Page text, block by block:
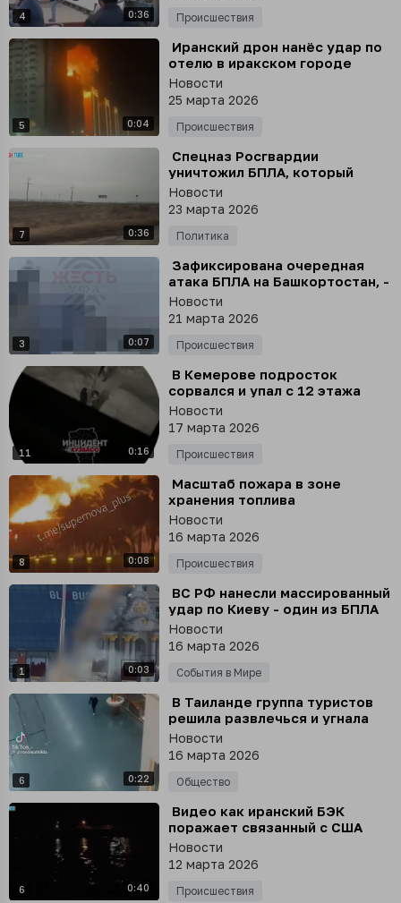
4 0:36 Происшествия
5 0:04
⁣ Иранский дрон нанёс удар по
отелю в иракском городе
Эрбиль
Новости
25 марта 2026
Происшествия
7 0:36
⁣ Спецназ Росгвардии
уничтожил БПЛА, который
атаковал губернатора
Белгородской области
Гладкова во время встречи с
жителями
Новости
23 марта 2026
Политика
3 0:07
⁣ Зафиксирована очередная
атака БПЛА на Башкортостан, -
Радий Хабиров
Новости
21 марта 2026
Происшествия
11 0:16
⁣ В Кемерове подросток
сорвался и упал с 12 этажа
многоэтажки
Новости
17 марта 2026
Происшествия
8 0:08
⁣ Масштаб пожара в зоне
хранения топлива
Международного аэропорта
Дубая после иранского удара,
- СМИ
Новости
16 марта 2026
Происшествия
1 0:03
⁣ ВС РФ нанесли массированный
удар по Киеву - один из БПЛА
упал прямо около стелы на
Майдане
Новости
16 марта 2026
События в Мире
6 0:22
⁣ В Таиланде группа туристов
решила развлечься и угнала
уборочную машину аэропорта
Новости
16 марта 2026
Общество
6 0:40
⁣ Видео как иранский БЭК
поражает связанный с США
танкер Safesea Vishnu где-то в
Персидском заливе
Новости
12 марта 2026
Происшествия